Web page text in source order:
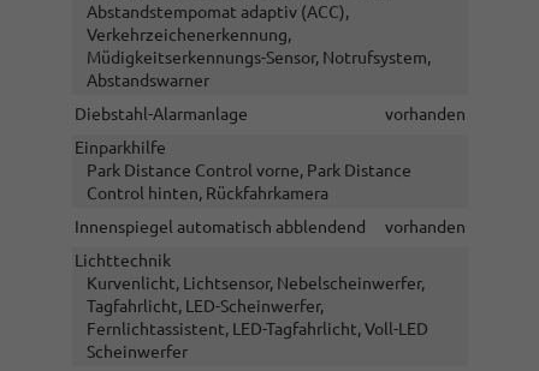
Abstandstempomat adaptiv (ACC),
Verkehrzeichenerkennung,
Müdigkeitserkennungs-Sensor, Notrufsystem,
Abstandswarner
Diebstahl-Alarmanlage
vorhanden
Einparkhilfe
Park Distance Control vorne, Park Distance
Control hinten, Rückfahrkamera
Innenspiegel automatisch abblendend
vorhanden
Lichttechnik
Kurvenlicht, Lichtsensor, Nebelscheinwerfer,
Tagfahrlicht, LED-Scheinwerfer,
Fernlichtassistent, LED-Tagfahrlicht, Voll-LED
Scheinwerfer